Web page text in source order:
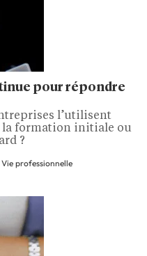
pour répondre
l’utilisent
la formation initiale ou
?
professionnelle